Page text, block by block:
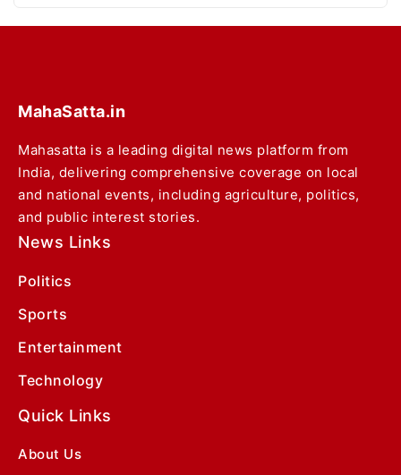
MahaSatta.in
Mahasatta is a leading digital news platform from
India, delivering comprehensive coverage on local
and national events, including agriculture, politics,
and public interest stories.
News Links
Politics
Sports
Entertainment
Technology
Quick Links
About Us